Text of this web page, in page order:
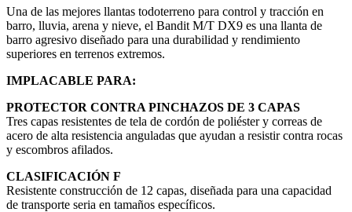
Una de las mejores llantas todoterreno para control y tracción en
barro, lluvia, arena y nieve, el Bandit M/T DX9 es una llanta de
barro agresivo diseñado para una durabilidad y rendimiento
superiores en terrenos extremos.
IMPLACABLE PARA:
PROTECTOR CONTRA PINCHAZOS DE 3 CAPAS
Tres capas resistentes de tela de cordón de poliéster y correas de
acero de alta resistencia anguladas que ayudan a resistir contra rocas
y escombros afilados.
CLASIFICACIÓN F
Resistente construcción de 12 capas, diseñada para una capacidad
de transporte seria en tamaños específicos.